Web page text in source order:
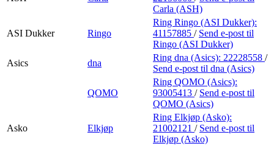
Carla (ASH)
ASI Dukker Ringo
Ring Ringo (ASI Dukker):
41157885 / Send e-post til
Ringo (ASI Dukker)
Asics
dna
Ring dna (Asics): 22228558 /
Send e-post til dna (Asics)
QOMO
Ring QOMO (Asics):
93005413 / Send e-post til
QOMO (Asics)
Asko Elkjøp
Ring Elkjøp (Asko):
21002121 / Send e-post til
Elkjøp (Asko)